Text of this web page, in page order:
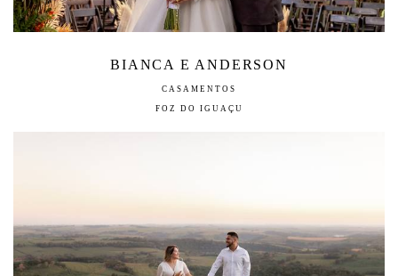
BIANCA E ANDERSON
CASAMENTOS
FOZ DO IGUAÇU